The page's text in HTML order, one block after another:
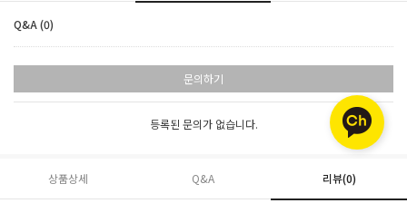
Q&A (0)
문의하기
등록된 문의가 없습니다.
상품상세 Q&A 리뷰(0)